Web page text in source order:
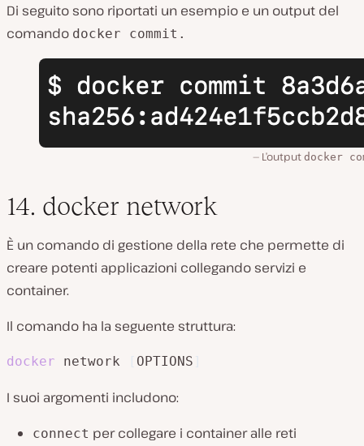
Di seguito sono riportati un esempio e un output del
comando docker commit .
L’output docker
14. docker network
È un comando di gestione della rete che permette di
creare potenti applicazioni collegando servizi e
container.
Il comando ha la seguente struttura:
docker network OPTIONS
I suoi argomenti includono:
connect per collegare i container alle reti